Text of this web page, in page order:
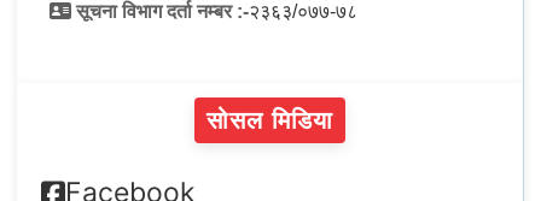
सूचना विभाग दर्ता नम्बर :-२३६३/०७७-७८
सोसल मिडिया
Facebook